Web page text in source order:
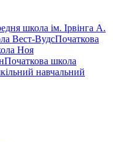
школа ім. Ірвінга А.
Вест-ВудсПочаткова
Ноя
Початкова школа
навчальний